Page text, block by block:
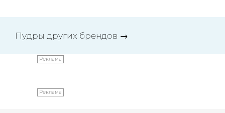
Пудры других брендов →
Реклама
Реклама